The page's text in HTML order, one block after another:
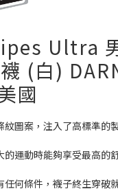
Ultra
(白)
國
紋圖案，注入了高標準的
的運動時能夠享受最高的
何條件，襪子終生穿破